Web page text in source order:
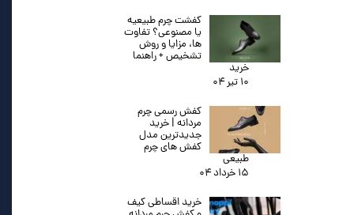
کفشت چرم طبیعیه
یا مصنوعی؟ تفاوت
ها، مزایا و روش
تشخیص + راهنما
خرید
۱۰ تیر ۰۴
کفش رسمی چرم
مردانه | خرید
جدیدترین مدل
کفش های چرم
طبیعی
۱۵ خرداد ۰۴
خرید اقساطی کیف